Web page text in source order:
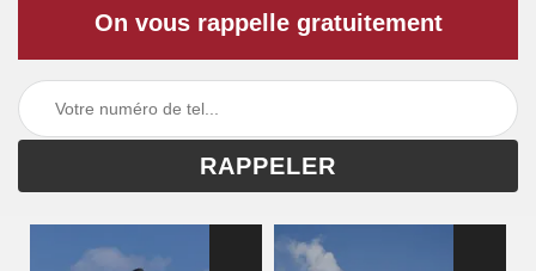
On vous rappelle gratuitement